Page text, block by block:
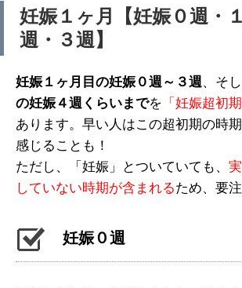
妊娠１ヶ月【妊娠０週・
週・３週】
妊娠１ヶ月目の妊娠０週～３週、そ
の妊娠４週くらいまでを 「妊娠超初期
あります。早い人はこの超初期の時
感じることも！
ただし、「妊娠」とついていても、
していない時期が含まれるため、要
妊娠０週